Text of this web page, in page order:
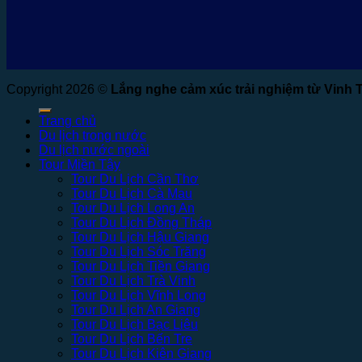
Copyright 2026 © Lắng nghe cảm xúc trải nghiệm từ Vinh
Trang chủ
Du lịch trong nước
Du lịch nước ngoài
Tour Miền Tây
Tour Du Lịch Cần Thơ
Tour Du Lịch Cà Mau
Tour Du Lịch Long An
Tour Du Lịch Đồng Tháp
Tour Du Lịch Hậu Giang
Tour Du Lịch Sóc Trăng
Tour Du Lịch Tiền Giang
Tour Du Lịch Trà Vinh
Tour Du Lịch Vĩnh Long
Tour Du Lịch An Giang
Tour Du Lịch Bạc Liêu
Tour Du Lịch Bến Tre
Tour Du Lịch Kiên Giang